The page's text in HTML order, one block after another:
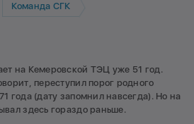
Команда СГК
на Кемеровской ТЭЦ уже 51 год.
переступил порог родного
года (дату запомнил навсегда). Но на
здесь гораздо раньше.